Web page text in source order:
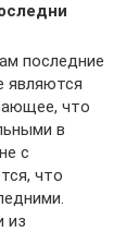
последние
являются
что
в
с
что
из